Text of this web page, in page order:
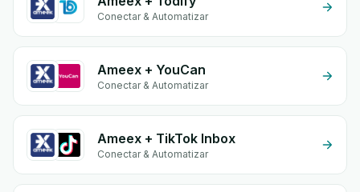
Conectar & Automatizar
Ameex + YouCan
Conectar & Automatizar
Ameex + TikTok Inbox
Conectar & Automatizar